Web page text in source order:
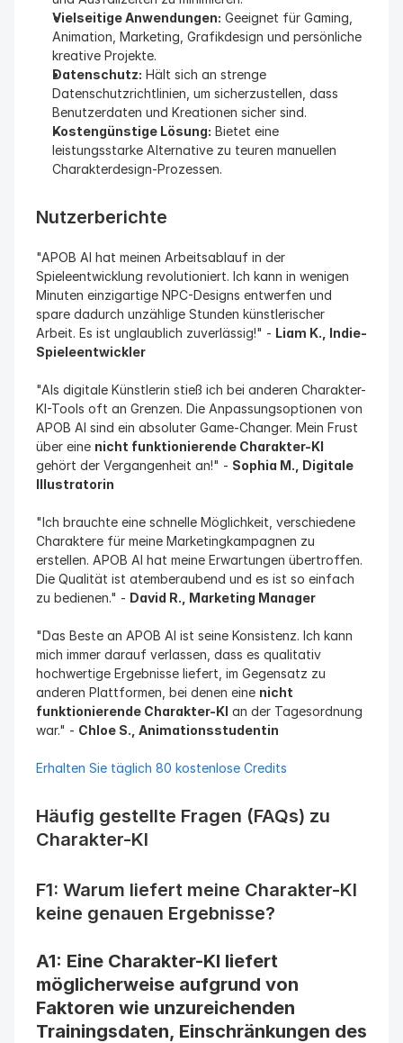
Vielseitige Anwendungen: Geeignet für Gaming,
Animation, Marketing, Grafikdesign und persönliche
kreative Projekte.
Datenschutz: Hält sich an strenge
Datenschutzrichtlinien, um sicherzustellen, dass
Benutzerdaten und Kreationen sicher sind.
Kostengünstige Lösung: Bietet eine
leistungsstarke Alternative zu teuren manuellen
Charakterdesign-Prozessen.
Nutzerberichte
"APOB AI hat meinen Arbeitsablauf in der
Spieleentwicklung revolutioniert. Ich kann in wenigen
Minuten einzigartige NPC-Designs entwerfen und
spare dadurch unzählige Stunden künstlerischer
Arbeit. Es ist unglaublich zuverlässig!" - Liam K., Indie-
Spieleentwickler
"Als digitale Künstlerin stieß ich bei anderen Charakter-
KI-Tools oft an Grenzen. Die Anpassungsoptionen von
APOB AI sind ein absoluter Game-Changer. Mein Frust
über eine nicht funktionierende Charakter-KI
gehört der Vergangenheit an!" - Sophia M., Digitale
Illustratorin
"Ich brauchte eine schnelle Möglichkeit, verschiedene
Charaktere für meine Marketingkampagnen zu
erstellen. APOB AI hat meine Erwartungen übertroffen.
Die Qualität ist atemberaubend und es ist so einfach
zu bedienen." - David R., Marketing Manager
"Das Beste an APOB AI ist seine Konsistenz. Ich kann
mich immer darauf verlassen, dass es qualitativ
hochwertige Ergebnisse liefert, im Gegensatz zu
anderen Plattformen, bei denen eine nicht
funktionierende Charakter-KI an der Tagesordnung
war." - Chloe S., Animationsstudentin
Erhalten Sie täglich 80 kostenlose Credits
Häufig gestellte Fragen (FAQs) zu
Charakter-KI
F1: Warum liefert meine Charakter-KI
keine genauen Ergebnisse?
A1: Eine Charakter-KI liefert
möglicherweise aufgrund von
Faktoren wie unzureichenden
Trainingsdaten, Einschränkungen des